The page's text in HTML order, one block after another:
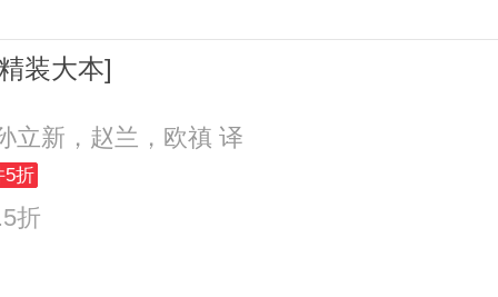
装大本]
立新，赵兰，欧禛 译
5折
折